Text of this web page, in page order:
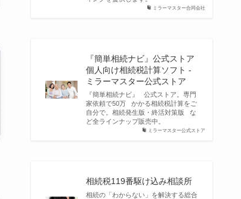
ミラーマスター合同会社
ミラーマスター公式ストア
『簡単相続ナビ』公式ストア
個人向け相続税計算ソフト -
ミラーマスター公式ストア
『簡単相続ナビ』 公式ストア。専門
家依頼で50万 かかる相続税計算をご
自分で。相続発生版・終活対策版 な
ど全ラインナップ販売中。
相続税119番駆け込み相談所
相続の「わからない」を解決する総合